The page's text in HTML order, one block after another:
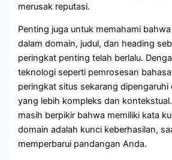
merusak reputasi.
Penting juga untuk memahami
dalam domain, judul, dan heading
peringkat penting telah berlalu.
teknologi seperti pemrosesan bahasa
peringkat situs sekarang
yang lebih kompleks dan
masih berpikir bahwa memiliki kata
domain adalah kunci keberhasilan,
memperbarui pandangan Anda.